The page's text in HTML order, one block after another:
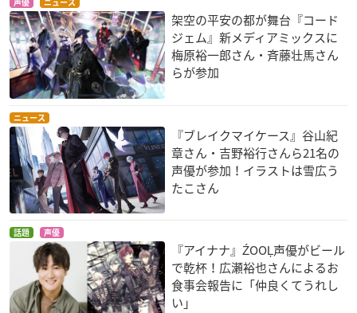
声優 ニュース
架空の平安の都が舞台『コード
ジェム』新メディアミックスに
梅原裕一郎さん・斉藤壮馬さん
らが参加
ニュース
『ブレイクマイケース』谷山紀
章さん・吉野裕行さんら21名の
声優が参加！イラストは雪広う
たこさん
話題 声優
『アイナナ』ŹOOĻ声優がビール
で乾杯！広瀬裕也さんによるお
食事会報告に「仲良くてうれし
い」